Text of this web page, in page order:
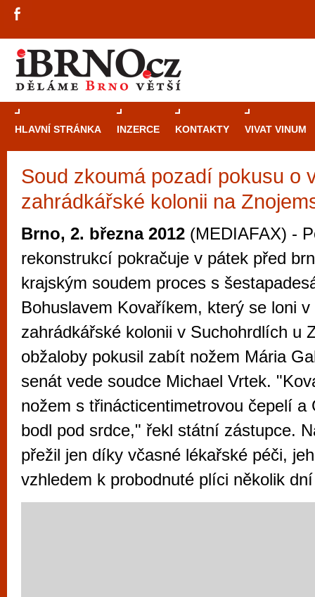
HLAVNÍ STRÁNKA INZERCE KONTAKTY VIVAT VINUM
Soud zkoumá pozadí pokusu o
zahrádkářské kolonii na
Brno, 2. března 2012 (MEDIAFAX) -
rekonstrukcí pokračuje v pátek před
krajským soudem proces s
Bohuslavem Kovaříkem, který se loni v
zahrádkářské kolonii v Suchohrdlích u
obžaloby pokusil zabít nožem Mária
senát vede soudce Michael Vrtek.
nožem s třinácticentimetrovou čepelí a
bodl pod srdce," řekl státní zástupce.
přežil jen díky včasné lékařské péči,
vzhledem k probodnuté plíci několik
Průvodce
Brně: Od
Brno je
zajímavé
restaurace,
Mimo jiné je ale také místem, kde si
vyzkoušet různé kasinové hry. V
metropoli naleznete širokou nabídku her
po moderní automaty jak pro pravidelné
příležitostné hráče. V...